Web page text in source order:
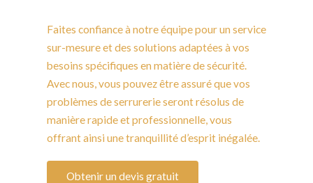
Faites confiance à notre équipe pour un service
sur-mesure et des solutions adaptées à vos
besoins spécifiques en matière de sécurité.
Avec nous, vous pouvez être assuré que vos
problèmes de serrurerie seront résolus de
manière rapide et professionnelle, vous
offrant ainsi une tranquillité d’esprit inégalée.
Obtenir un devis gratuit